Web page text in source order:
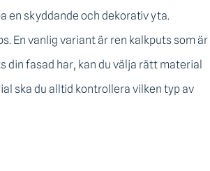
en skyddande och dekorativ yta.
En vanlig variant är ren kalkputs som är
fasad har, kan du välja rätt material
ska du alltid kontrollera vilken typ av